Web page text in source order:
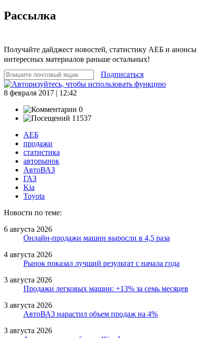
Рассылка
Получайте дайджест новостей, статистику АЕБ и анонсы
интересных материалов раньше остальных!
Подписаться
8 февраля 2017 | 12:42
0
11537
АЕБ
продажи
статистика
авторынок
АвтоВАЗ
ГАЗ
Kia
Toyota
Новости по теме:
6 августа 2026
Онлайн-продажи машин выросли в 4,5 раза
4 августа 2026
Рынок показал лучший результат с начала года
3 августа 2026
Продажи легковых машин: +13% за семь месяцев
3 августа 2026
АвтоВАЗ нарастил объем продаж на 4%
3 августа 2026